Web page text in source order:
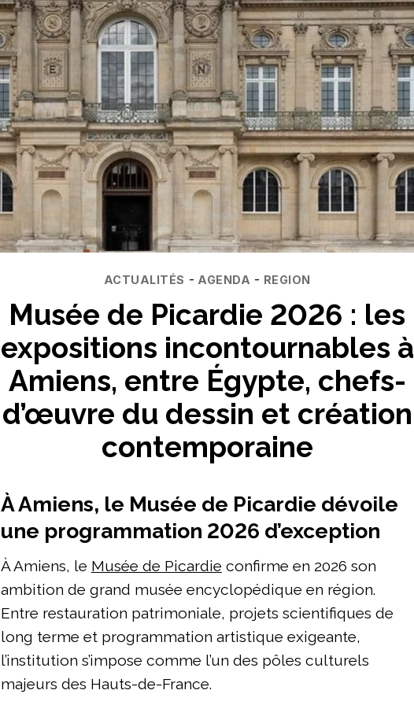
Catégories
ACTUALITÉS - AGENDA - REGION
Musée de Picardie 2026 : les
expositions incontournables à
Amiens, entre Égypte, chefs-
d’œuvre du dessin et création
contemporaine
À Amiens, le Musée de Picardie dévoile
une programmation 2026 d’exception
À Amiens, le Musée de Picardie confirme en 2026 son
ambition de grand musée encyclopédique en région.
Entre restauration patrimoniale, projets scientifiques de
long terme et programmation artistique exigeante,
l’institution s’impose comme l’un des pôles culturels
majeurs des Hauts-de-France.